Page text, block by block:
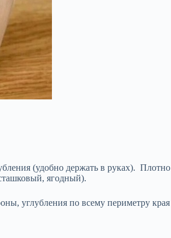
(удобно держать в руках). Плотно
ягодный).
углубления по всему периметру края